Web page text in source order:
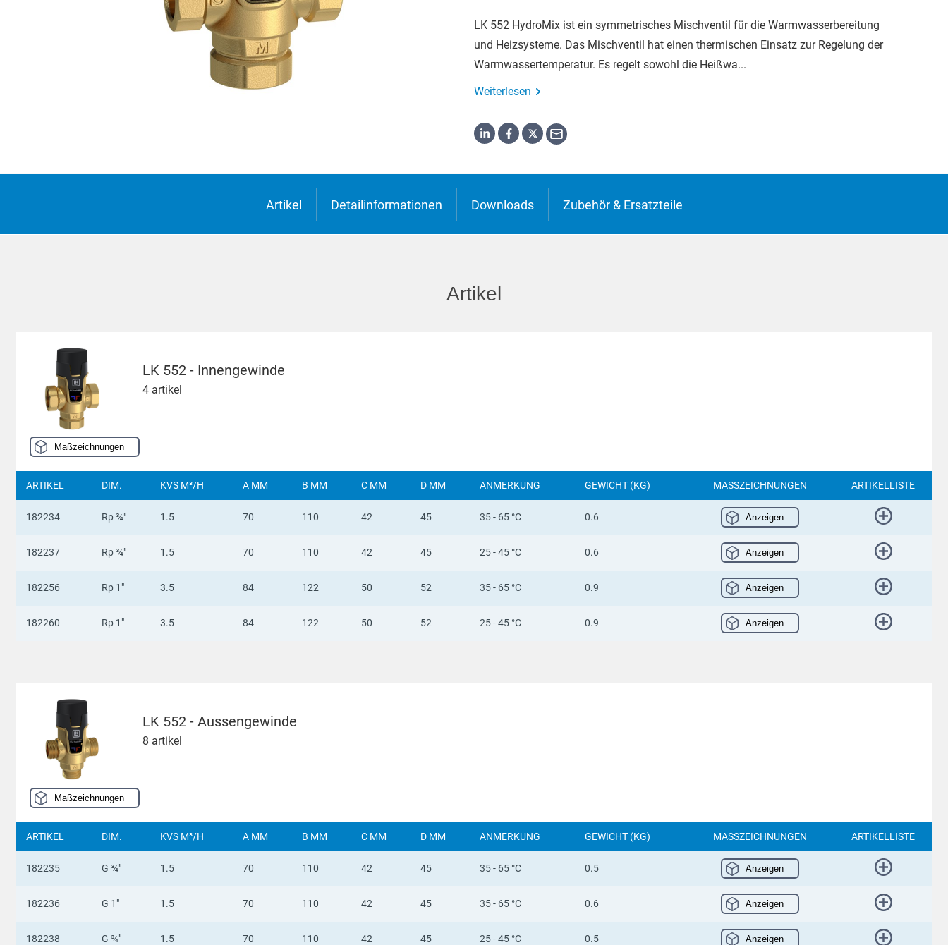
English
LK 552 HydroMix ist ein symmetrisches Mischventil für die Warmwasserbereitung
und Heizsysteme. Das Mischventil hat einen thermischen Einsatz zur ­Regelung der
Warm­wassertemperatur. Es regelt sowohl die Heiß­wa...
Weiterlesen
Artikel Detailinformationen Downloads Zubehör & Ersatzteile
Artikel
LK 552 - Innengewinde
4 artikel
Maßzeichnungen
ARTIKEL DIM. KVS M³/H A MM B MM C MM D MM ANMERKUNG GEWICHT (KG) MASSZEICHNUNGEN ARTIKELLISTE
182234 Rp ¾" 1.5 70 110 42 45 35 - 65 °C 0.6 Anzeigen
182237 Rp ¾" 1.5 70 110 42 45 25 - 45 °C 0.6 Anzeigen
182256 Rp 1" 3.5 84 122 50 52 35 - 65 °C 0.9 Anzeigen
182260 Rp 1" 3.5 84 122 50 52 25 - 45 °C 0.9 Anzeigen
LK 552 - Aussengewinde
8 artikel
Maßzeichnungen
ARTIKEL DIM. KVS M³/H A MM B MM C MM D MM ANMERKUNG GEWICHT (KG) MASSZEICHNUNGEN ARTIKELLISTE
182235 G ¾" 1.5 70 110 42 45 35 - 65 °C 0.5 Anzeigen
182236 G 1" 1.5 70 110 42 45 35 - 65 °C 0.6 Anzeigen
182238 G ¾" 1.5 70 110 42 45 25 - 45 °C 0.5 Anzeigen